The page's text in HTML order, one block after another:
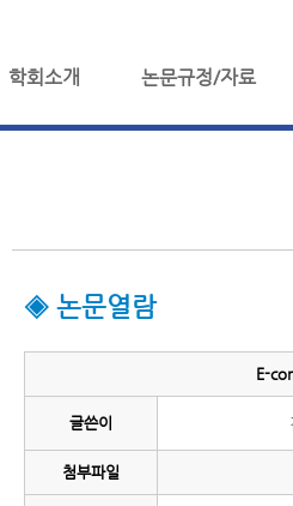
학회소개 논문규정/자료
◈ 논문열람
E-
글쓴이
첨부파일